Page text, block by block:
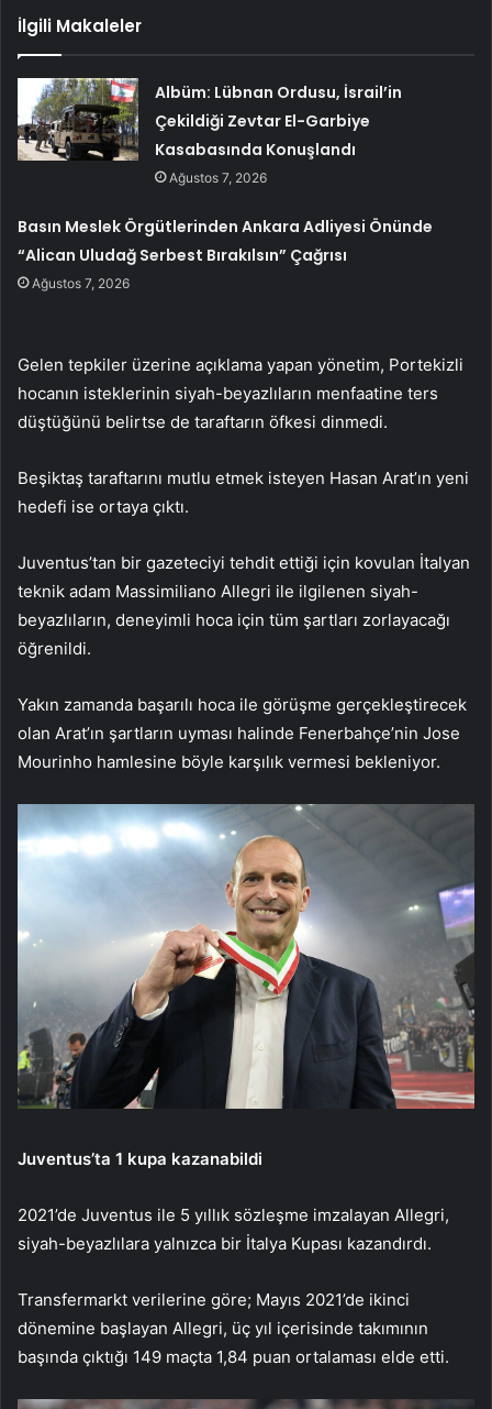
İlgili Makaleler
Albüm: Lübnan Ordusu, İsrail’in
Çekildiği Zevtar El-Garbiye
Kasabasında Konuşlandı
Ağustos 7, 2026
Basın Meslek Örgütlerinden Ankara Adliyesi Önünde
“Alican Uludağ Serbest Bırakılsın” Çağrısı
Ağustos 7, 2026
Gelen tepkiler üzerine açıklama yapan yönetim, Portekizli
hocanın isteklerinin siyah-beyazlıların menfaatine ters
düştüğünü belirtse de taraftarın öfkesi dinmedi.
Beşiktaş taraftarını mutlu etmek isteyen Hasan Arat’ın yeni
hedefi ise ortaya çıktı.
Juventus’tan bir gazeteciyi tehdit ettiği için kovulan İtalyan
teknik adam Massimiliano Allegri ile ilgilenen siyah-
beyazlıların, deneyimli hoca için tüm şartları zorlayacağı
öğrenildi.
Yakın zamanda başarılı hoca ile görüşme gerçekleştirecek
olan Arat’ın şartların uyması halinde Fenerbahçe’nin Jose
Mourinho hamlesine böyle karşılık vermesi bekleniyor.
Juventus’ta 1 kupa kazanabildi
2021’de Juventus ile 5 yıllık sözleşme imzalayan Allegri,
siyah-beyazlılara yalnızca bir İtalya Kupası kazandırdı.
Transfermarkt verilerine göre; Mayıs 2021’de ikinci
dönemine başlayan Allegri, üç yıl içerisinde takımının
başında çıktığı 149 maçta 1,84 puan ortalaması elde etti.